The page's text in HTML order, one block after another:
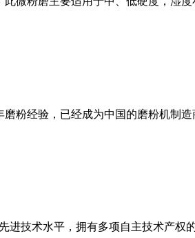
粉经验，已经成为中国的磨粉机制
进技术水平，拥有多项自主技术产